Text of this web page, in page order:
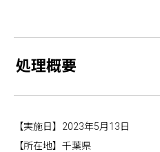
処理概要
【実施日】2023年5月13日
【所在地】千葉県